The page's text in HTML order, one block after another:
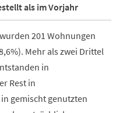
als im Vorjahr
201 Wohnungen
Mehr als zwei Drittel
in
Rest in
gemischt genutzten